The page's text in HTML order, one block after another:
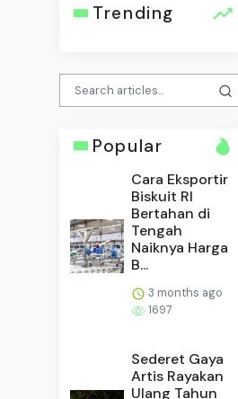
Trending
Popular
Cara Eksportir
Biskuit RI
Bertahan di
Tengah
Naiknya Harga
B...
3 months ago
1697
Sederet Gaya
Artis Rayakan
Ulang Tahun